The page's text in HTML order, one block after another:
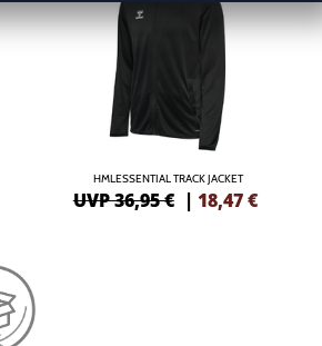
HMLESSENTIAL TRACK JACKET
UVP 36,95 € | 18,47€